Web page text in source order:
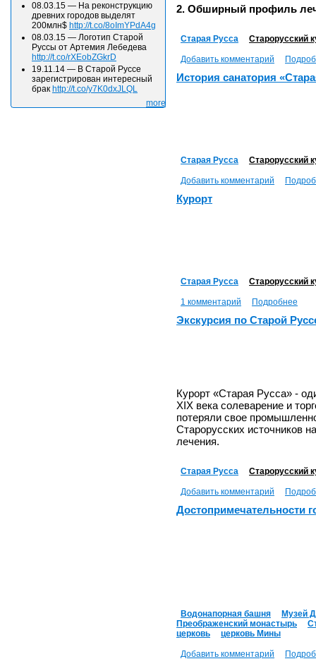
2. Обширный профиль
Старая Русса Старорусский
Добавить комментарий
История санатория
Старая Русса Старорусский
Добавить комментарий
Курорт
Старая Русса Старорусский
1 комментарий Подробнее
Экскурсия по Старой
Курорт «Старая Русса» -
XIX века солеварение и
потеряли свое
Старорусских источников
лечения.
Старая Русса Старорусский
Добавить комментарий
Достопримечательности
Водонапорная башня
Музей
Преображенский монастырь
церковь
церковь Мины
Добавить комментарий
08.03.15 — На реконструкцию
древних городов выделят
200млн$ http://t.co/8oImYPdA4g
08.03.15 — Логотип Старой
Руссы от Артемия Лебедева
http://t.co/rXEobZGkrD
19.11.14 — В Старой Руссе
зарегистрирован интересный
брак http://t.co/y7K0dxJLQL
more